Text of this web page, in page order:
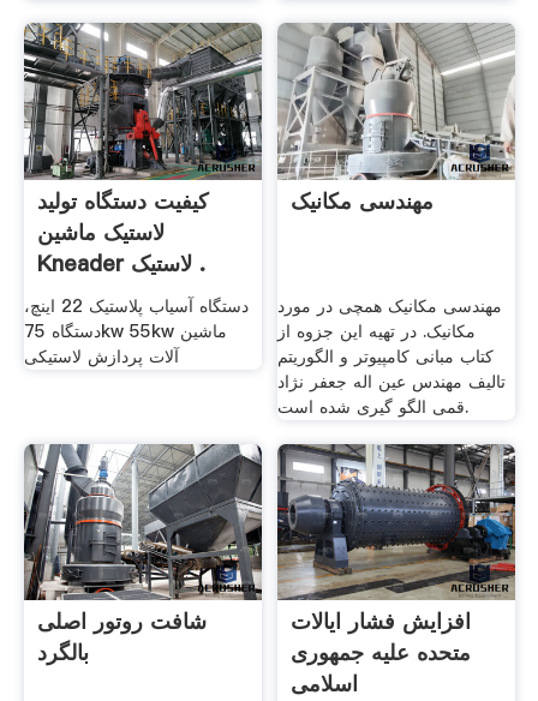
کیفیت دستگاه تولید
لاستیک ماشین
Kneader لاستیک .
دستگاه آسیاب پلاستیک 22 اینچ،
دستگاه 75kw 55kw ماشین
آلات پردازش لاستیکی
مهندسی مکانیک
مهندسی مکانیک همچی در مورد
مکانیک. در تهیه این جزوه از
کتاب مبانی کامپیوتر و الگوریتم
تالیف مهندس عین اله جعفر نژاد
قمی الگو گیری شده است.
شافت روتور اصلی
بالگرد
افزایش فشار ایالات
متحده علیه جمهوری
اسلامی